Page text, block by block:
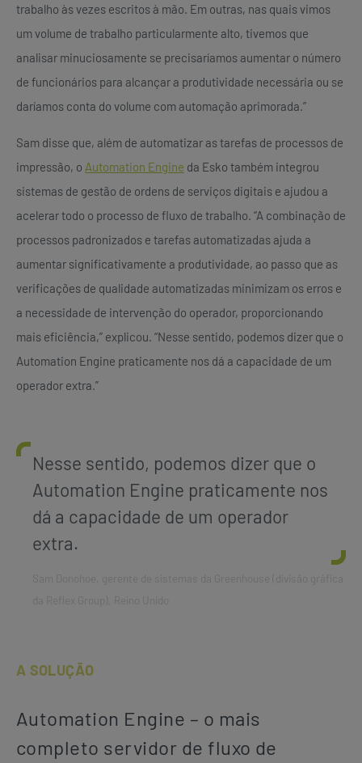
trabalho às vezes escritos à mão. Em outras, nas quais vimos
um volume de trabalho particularmente alto, tivemos que
analisar minuciosamente se precisaríamos aumentar o número
de funcionários para alcançar a produtividade necessária ou se
daríamos conta do volume com automação aprimorada.”
Sam disse que, além de automatizar as tarefas de processos de
impressão, o Automation Engine da Esko também integrou
sistemas de gestão de ordens de serviços digitais e ajudou a
acelerar todo o processo de fluxo de trabalho. “A combinação de
processos padronizados e tarefas automatizadas ajuda a
aumentar significativamente a produtividade, ao passo que as
verificações de qualidade automatizadas minimizam os erros e
a necessidade de intervenção do operador, proporcionando
mais eficiência,” explicou. “Nesse sentido, podemos dizer que o
Automation Engine praticamente nos dá a capacidade de um
operador extra.”
Nesse sentido, podemos dizer que o
Automation Engine praticamente nos
dá a capacidade de um operador
extra.
A SOLUÇÃO
Automation Engine – o mais
completo servidor de fluxo de